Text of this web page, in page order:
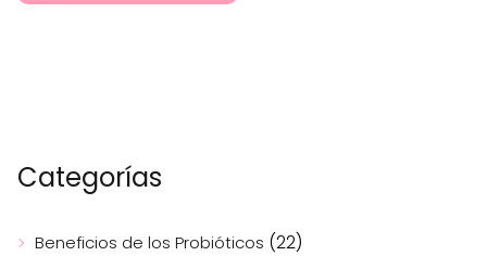
Categorías
Beneficios de los Probióticos (22)